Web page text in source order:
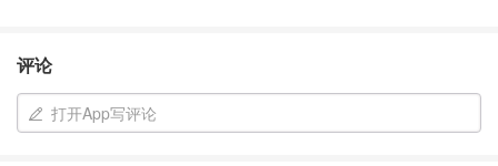
shanter帽子相似，也是加勒比地区的调味料，
有种品种带甜味
辣度：80,000-400,000
评论
打开App写评论